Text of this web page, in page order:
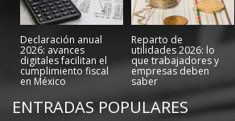
Declaración anual
2026: avances
digitales facilitan el
cumplimiento fiscal
en México
Reparto de
utilidades 2026: lo
que trabajadores y
empresas deben
saber
ENTRADAS POPULARES